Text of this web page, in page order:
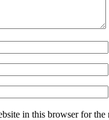
in this browser for